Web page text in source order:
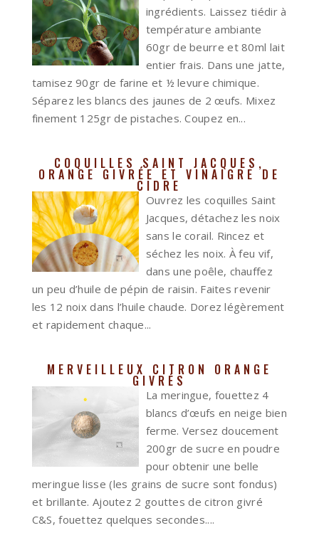
ingrédients. Laissez tiédir à
température ambiante
60gr de beurre et 80ml lait
entier frais. Dans une jatte,
tamisez 90gr de farine et ½ levure chimique.
Séparez les blancs des jaunes de 2 œufs. Mixez
finement 125gr de pistaches. Coupez en...
COQUILLES SAINT JACQUES,
ORANGE GIVRÉE ET VINAIGRE DE
CIDRE
Ouvrez les coquilles Saint
Jacques, détachez les noix
sans le corail. Rincez et
séchez les noix. À feu vif,
dans une poêle, chauffez
un peu d’huile de pépin de raisin. Faites revenir
les 12 noix dans l’huile chaude. Dorez légèrement
et rapidement chaque...
MERVEILLEUX CITRON ORANGE
GIVRÉS
La meringue, fouettez 4
blancs d’œufs en neige bien
ferme. Versez doucement
200gr de sucre en poudre
pour obtenir une belle
meringue lisse (les grains de sucre sont fondus)
et brillante. Ajoutez 2 gouttes de citron givré
C&S, fouettez quelques secondes....